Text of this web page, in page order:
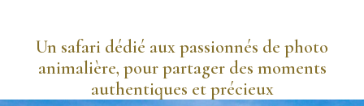
Un safari dédié aux passionnés de photo
animalière, pour partager des moments
authentiques et précieux